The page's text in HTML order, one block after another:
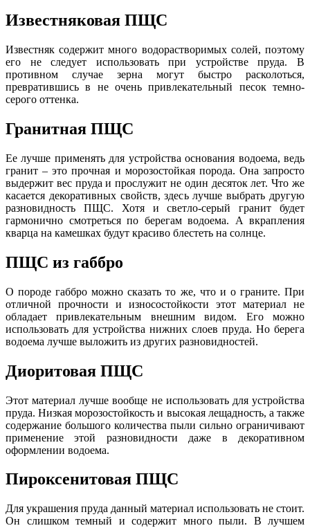
Известняковая ПЩС
Известняк содержит много водорастворимых солей, поэтому
его не следует использовать при устройстве пруда. В
противном случае зерна могут быстро расколоться,
превратившисьв не очень привлекательный песок темно-
серого оттенка.
Гранитная ПЩС
Ее лучше применять для устройства основания водоема, ведь
гранит – это прочная и морозостойкая порода. Она запросто
выдержит вес пруда и прослужит не один десяток лет. Что же
касается декоративных свойств, здесь лучше выбрать другую
разновидность ПЩС. Хотя и светло-серый гранит будет
гармонично смотреться по берегам водоема. А вкрапления
кварца на камешках будут красиво блестеть на солнце.
ПЩС из габбро
О породе габбро можно сказать то же, что и о граните. При
отличной прочности и износостойкости этот материал не
обладает привлекательным внешним видом. Его можно
использовать для устройства нижних слоев пруда. Но берега
водоема лучше выложить из других разновидностей.
Диоритовая ПЩС
Этот материал лучше вообще не использовать для устройства
пруда. Низкая морозостойкость и высокая лещадность, а также
содержание большого количества пыли сильно ограничивают
применение этой разновидности даже в декоративном
оформлении водоема.
Пироксенитовая ПЩС
Для украшения пруда данный материал использовать не стоит.
Он слишком темный и содержит много пыли. В лучшем